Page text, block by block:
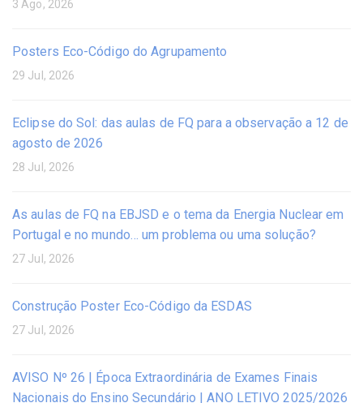
3 Ago, 2026
Posters Eco-Código do Agrupamento
29 Jul, 2026
Eclipse do Sol: das aulas de FQ para a observação a 12 de
agosto de 2026
28 Jul, 2026
As aulas de FQ na EBJSD e o tema da Energia Nuclear em
Portugal e no mundo… um problema ou uma solução?
27 Jul, 2026
Construção Poster Eco-Código da ESDAS
27 Jul, 2026
AVISO Nº 26 | Época Extraordinária de Exames Finais
Nacionais do Ensino Secundário | ANO LETIVO 2025/2026